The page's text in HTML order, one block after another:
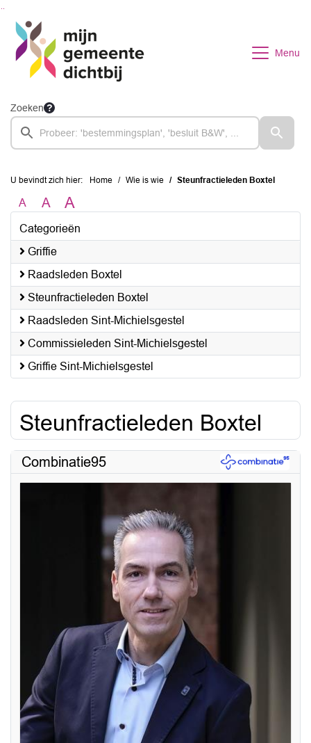
Menu
Zoeken
U bevindt zich hier: Home Wie is wie Steunfractieleden Boxtel
A A A
Categorieën
Griffie
Raadsleden Boxtel
Steunfractieleden Boxtel
Raadsleden Sint-Michielsgestel
Commissieleden Sint-Michielsgestel
Griffie Sint-Michielsgestel
Steunfractieleden Boxtel
Combinatie95